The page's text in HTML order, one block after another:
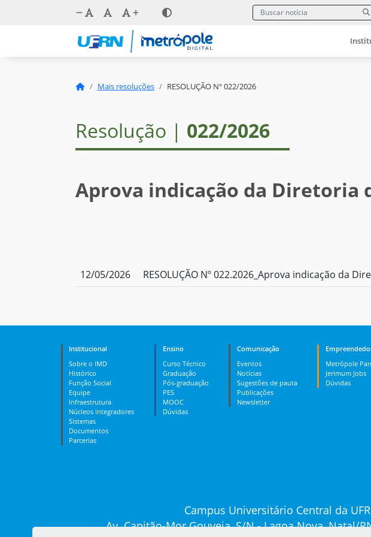
Mais resoluções RESOLUÇÃO Nº 022/2026
Resolução | 022/2026
Aprova indicação da Diretoria
12/05/2026 RESOLUÇÃO Nº 022.2026_Aprova indicação da
Institucional
Sobre o IMD
Histórico
Função Social
Equipe
Infraestrutura
Núcleos Integradores
Sistemas
Documentos
Parcerias
Ensino
Curso Técnico
Graduação
Pós-graduação
PES
MOOC
Dúvidas
Comunicação
Eventos
Notícias
Sugestões de pauta
Publicações
Newsletter
Metrópole
Jerimum Jobs
Dúvidas
Campus Universitário Central da
Av. Capitão-Mor Gouveia, S/N - Lagoa Nova, Natal/